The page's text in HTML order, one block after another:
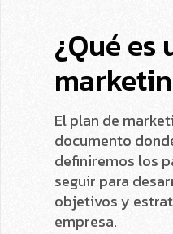
¿Qué es
El plan de
documento
definiremos los
seguir para
objetivos y
empresa.